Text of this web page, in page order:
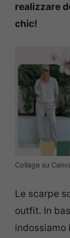
realizzare
chic!
Collage su
Le scarpe
outfit. In
indossiamo